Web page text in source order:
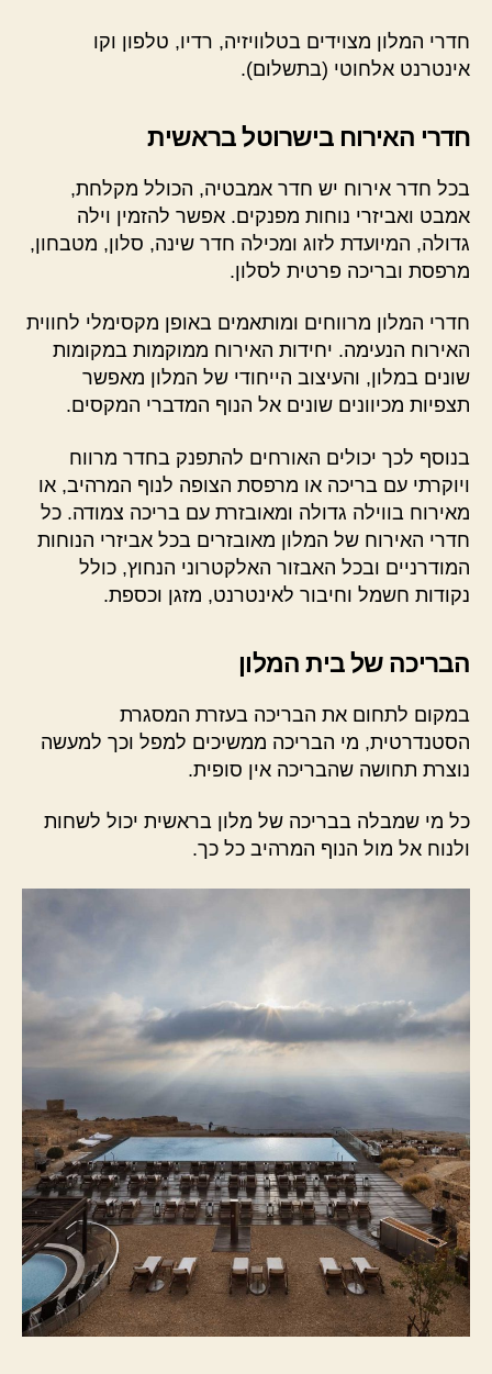
חדרי המלון מצוידים בטלוויזיה, רדיו, טלפון וקו
אינטרנט אלחוטי (בתשלום).
חדרי האירוח בישרוטל בראשית
בכל חדר אירוח יש חדר אמבטיה, הכולל מקלחת,
אמבט ואביזרי נוחות מפנקים. אפשר להזמין וילה
גדולה, המיועדת לזוג ומכילה חדר שינה, סלון, מטבחון,
מרפסת ובריכה פרטית לסלון.
חדרי המלון מרווחים ומותאמים באופן מקסימלי לחווית
האירוח הנעימה. יחידות האירוח ממוקמות במקומות
שונים במלון, והעיצוב הייחודי של המלון מאפשר
תצפיות מכיוונים שונים אל הנוף המדברי המקסים.
בנוסף לכך יכולים האורחים להתפנק בחדר מרווח
ויוקרתי עם בריכה או מרפסת הצופה לנוף המרהיב, או
מאירוח בווילה גדולה ומאובזרת עם בריכה צמודה. כל
חדרי האירוח של המלון מאובזרים בכל אביזרי הנוחות
המודרניים ובכל האבזור האלקטרוני הנחוץ, כולל
נקודות חשמל וחיבור לאינטרנט, מזגן וכספת.
הבריכה של בית המלון
במקום לתחום את הבריכה בעזרת המסגרת
הסטנדרטית, מי הבריכה ממשיכים למפל וכך למעשה
נוצרת תחושה שהבריכה אין סופית.
כל מי שמבלה בבריכה של מלון בראשית יכול לשחות
ולנוח אל מול הנוף המרהיב כל כך.